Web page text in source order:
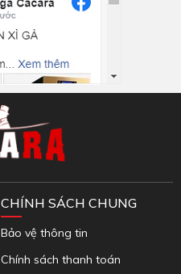
CHÍNH SÁCH CHUNG
Bảo vệ thông tin
Chính sách thanh toán